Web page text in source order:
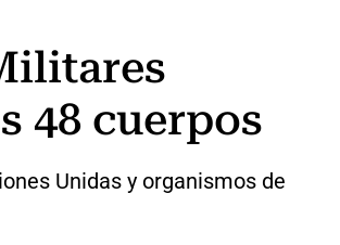
48 cuerpos
Unidas y organismos de